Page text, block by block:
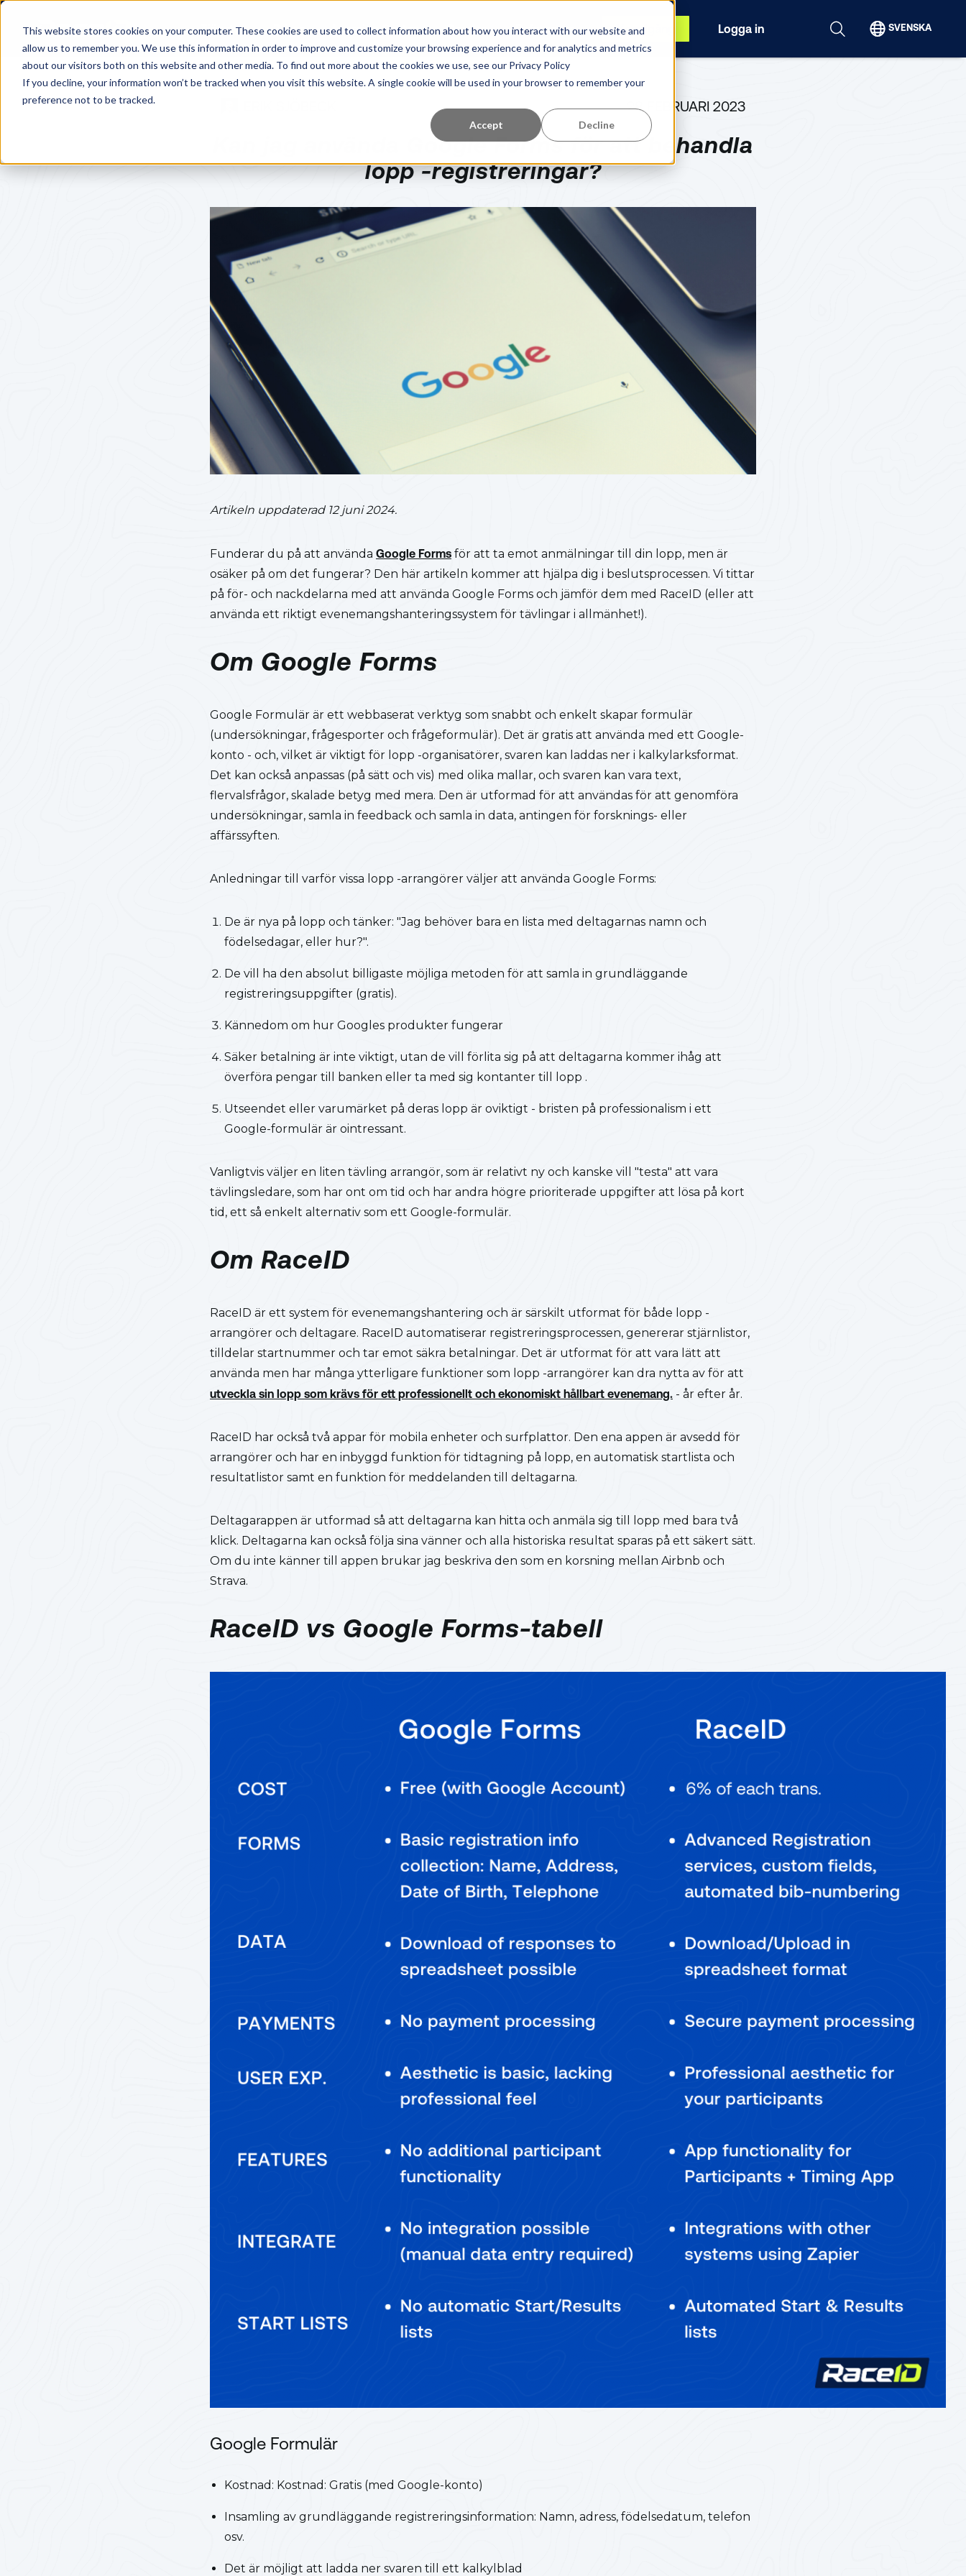
This website stores cookies on your computer. These cookies are used to collect information about how you interact with our website and
allow us to remember you. We use this information in order to improve and customize your browsing experience and for analytics and metrics
about our visitors both on this website and other media. To find out more about the cookies we use, see our Privacy Policy
If you decline, your information won’t be tracked when you visit this website. A single cookie will be used in your browser to remember your
preference not to be tracked.
Accept Decline
Tjänster Priser Learning Center Om oss Referenser Kom igång Logga in SVENSKA
28 FEBRUARI 2023
Kan jag använda Google Forms för att behandla
lopp -registreringar?
Artikeln uppdaterad 12 juni 2024.
Funderar du på att använda Google Forms för att ta emot anmälningar till din lopp, men är
osäker på om det fungerar? Den här artikeln kommer att hjälpa dig i beslutsprocessen. Vi tittar
på för- och nackdelarna med att använda Google Forms och jämför dem med RaceID (eller att
använda ett riktigt evenemangshanteringssystem för tävlingar i allmänhet!).
Om Google Forms
Google Formulär är ett webbaserat verktyg som snabbt och enkelt skapar formulär
(undersökningar, frågesporter och frågeformulär). Det är gratis att använda med ett Google-
konto - och, vilket är viktigt för lopp -organisatörer, svaren kan laddas ner i kalkylarksformat.
Det kan också anpassas (på sätt och vis) med olika mallar, och svaren kan vara text,
flervalsfrågor, skalade betyg med mera. Den är utformad för att användas för att genomföra
undersökningar, samla in feedback och samla in data, antingen för forsknings- eller
affärssyften.
Anledningar till varför vissa lopp -arrangörer väljer att använda Google Forms:
De är nya på lopp och tänker: "Jag behöver bara en lista med deltagarnas namn och
födelsedagar, eller hur?".
De vill ha den absolut billigaste möjliga metoden för att samla in grundläggande
registreringsuppgifter (gratis).
Kännedom om hur Googles produkter fungerar
Säker betalning är inte viktigt, utan de vill förlita sig på att deltagarna kommer ihåg att
överföra pengar till banken eller ta med sig kontanter till lopp .
Utseendet eller varumärket på deras lopp är oviktigt - bristen på professionalism i ett
Google-formulär är ointressant.
Vanligtvis väljer en liten tävling arrangör, som är relativt ny och kanske vill "testa" att vara
tävlingsledare, som har ont om tid och har andra högre prioriterade uppgifter att lösa på kort
tid, ett så enkelt alternativ som ett Google-formulär.
Om RaceID
RaceID är ett system för evenemangshantering och är särskilt utformat för både lopp -
arrangörer och deltagare. RaceID automatiserar registreringsprocessen, genererar stjärnlistor,
tilldelar startnummer och tar emot säkra betalningar. Det är utformat för att vara lätt att
använda men har många ytterligare funktioner som lopp -arrangörer kan dra nytta av för att
utveckla sin lopp som krävs för ett professionellt och ekonomiskt hållbart evenemang. - år efter år.
RaceID har också två appar för mobila enheter och surfplattor. Den ena appen är avsedd för
arrangörer och har en inbyggd funktion för tidtagning på lopp, en automatisk startlista och
resultatlistor samt en funktion för meddelanden till deltagarna.
Deltagarappen är utformad så att deltagarna kan hitta och anmäla sig till lopp med bara två
klick. Deltagarna kan också följa sina vänner och alla historiska resultat sparas på ett säkert sätt.
Om du inte känner till appen brukar jag beskriva den som en korsning mellan Airbnb och
Strava.
RaceID vs Google Forms-tabell
Google Formulär
Kostnad: Kostnad: Gratis (med Google-konto)
Insamling av grundläggande registreringsinformation: Namn, adress, födelsedatum, telefon
osv.
Det är möjligt att ladda ner svaren till ett kalkylblad